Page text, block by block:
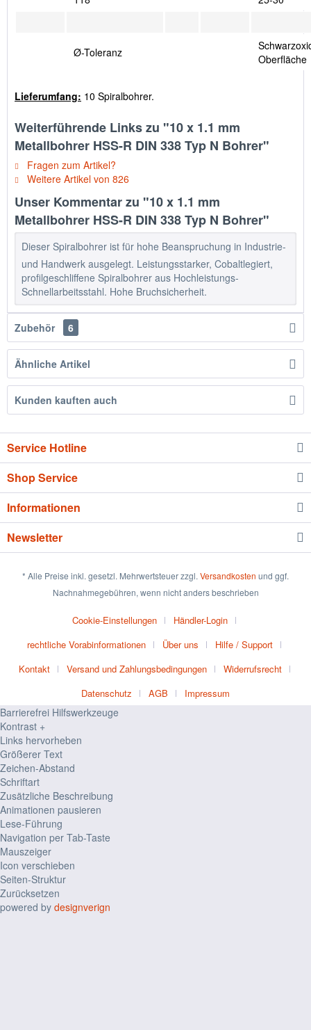
Ø-Toleranz
Oberfläche
Lieferumfang: 10 Spiralbohrer.
Weiterführende Links zu "10 x 1.1 mm
Metallbohrer HSS-R DIN 338 Typ N Bohrer"
Fragen zum Artikel?
Weitere Artikel von 826
Unser Kommentar zu "10 x 1.1 mm
Metallbohrer HSS-R DIN 338 Typ N Bohrer"
Dieser Spiralbohrer ist für hohe Beanspruchung in Industrie-
und Handwerk ausgelegt. Leistungsstarker, Cobaltlegiert,
profilgeschliffene Spiralbohrer aus Hochleistungs-
Schnellarbeitsstahl. Hohe Bruchsicherheit.
Zubehör 6
Ähnliche Artikel
Kunden kauften auch
Service Hotline
Shop Service
Informationen
Newsletter
* Alle Preise inkl. gesetzl. Mehrwertsteuer zzgl. Versandkosten und ggf.
Nachnahmegebühren, wenn nicht anders beschrieben
Cookie-Einstellungen
Händler-Login
rechtliche Vorabinformationen
Über uns
Hilfe / Support
Kontakt
Versand und Zahlungsbedingungen
Widerrufsrecht
Datenschutz
AGB Impressum
Barrierefrei Hilfswerkzeuge
Kontrast +
Links hervorheben
Größerer Text
Zeichen-Abstand
Schriftart
Zusätzliche Beschreibung
Animationen pausieren
Lese-Führung
Navigation per Tab-Taste
Mauszeiger
Icon verschieben
Seiten-Struktur
Zurücksetzen
powered by designverign